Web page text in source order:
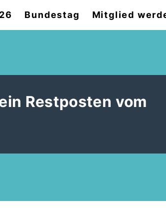
Bundestag Mitglied
Restposten vom